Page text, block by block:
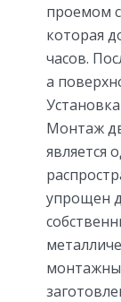
проемом
которая
часов.
а
Монтаж
является
упрощен